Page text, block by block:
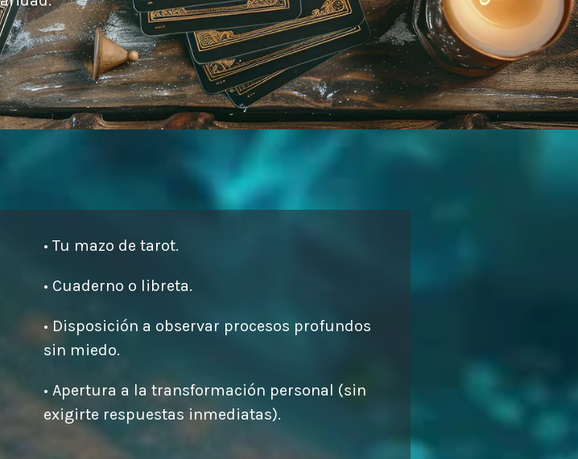
• Tu mazo de tarot.
• Cuaderno o libreta.
• Disposición a observar procesos profundos
sin miedo.
• Apertura a la transformación personal (sin
exigirte respuestas inmediatas).